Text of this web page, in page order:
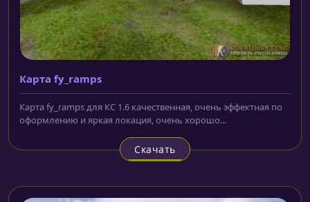
Карта fy_ramps
Карта fy_ramps для КС 1.6 качественная, очень эффектная по
оформлению и яркая локация, очень хорошо...
Скачать